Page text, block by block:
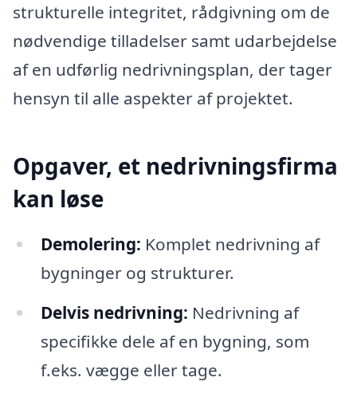
strukturelle integritet, rådgivning om de
nødvendige tilladelser samt udarbejdelse
af en udførlig nedrivningsplan, der tager
hensyn til alle aspekter af projektet.
Opgaver, et nedrivningsfirma
kan løse
Demolering: Komplet nedrivning af
bygninger og strukturer.
Delvis nedrivning: Nedrivning af
specifikke dele af en bygning, som
f.eks. vægge eller tage.